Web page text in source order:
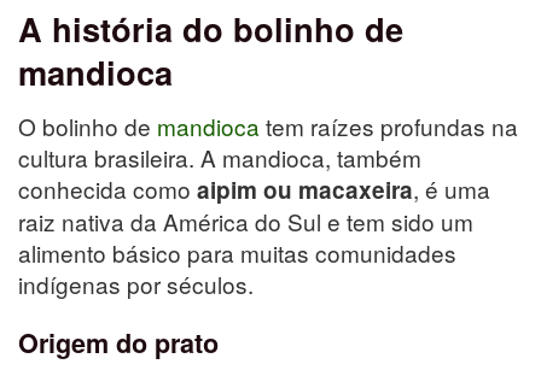
A história do bolinho de
mandioca
O bolinho de mandioca tem raízes profundas na
cultura brasileira. A mandioca, também
conhecida como aipim ou macaxeira, é uma
raiz nativa da América do Sul e tem sido um
alimento básico para muitas comunidades
indígenas por séculos.
Origem do prato